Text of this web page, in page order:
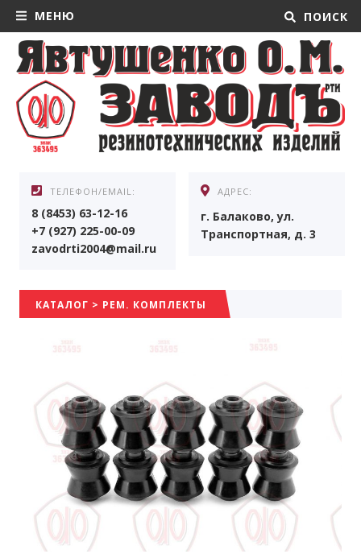
МЕНЮ ПОИСК
ТЕЛЕФОН/EMAIL:
8 (8453) 63-12-16
+7 (927) 225-00-09
zavodrti2004@mail.ru
АДРЕС:
г. Балаково, ул.
Транспортная, д. 3
КАТАЛОГ > РЕМ. КОМПЛЕКТЫ